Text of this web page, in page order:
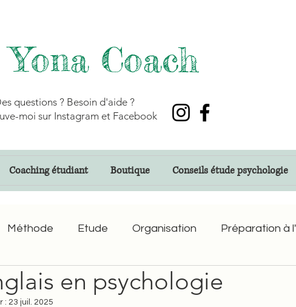
Yona Coach
questions ? Besoin d'aide ?
moi sur Instagram et Facebook
Coaching étudiant Boutique Conseils étude psychologie
Méthode Etude Organisation Préparation à
L2 L3 M1 Conseils étude en
en psychologie
: 23 juil. 2025